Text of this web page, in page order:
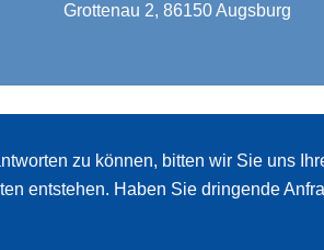
Grottenau 2, 86150 Augsburg
zu können, bitten wir Sie uns
entstehen. Haben Sie dringende